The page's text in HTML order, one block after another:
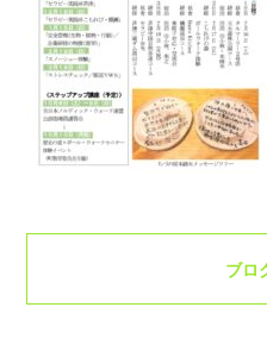
ブロ